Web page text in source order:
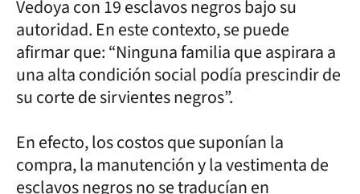
Vedoya con 19 esclavos negros bajo su
autoridad. En este contexto, se puede
afirmar que: “Ninguna familia que aspirara a
una alta condición social podía prescindir de
su corte de sirvientes negros”.
En efecto, los costos que suponían la
compra, la manutención y la vestimenta de
esclavos negros no se traducían en